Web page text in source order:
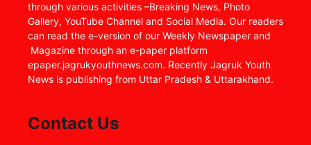
through various activities –Breaking News, Photo
Gallery, YouTube Channel and Social Media. Our readers
can read the e-version of our Weekly Newspaper and
Magazine through an e-paper platform
epaper.jagrukyouthnews.com. Recently Jagruk Youth
News is publishing from Uttar Pradesh & Uttarakhand.
Contact Us